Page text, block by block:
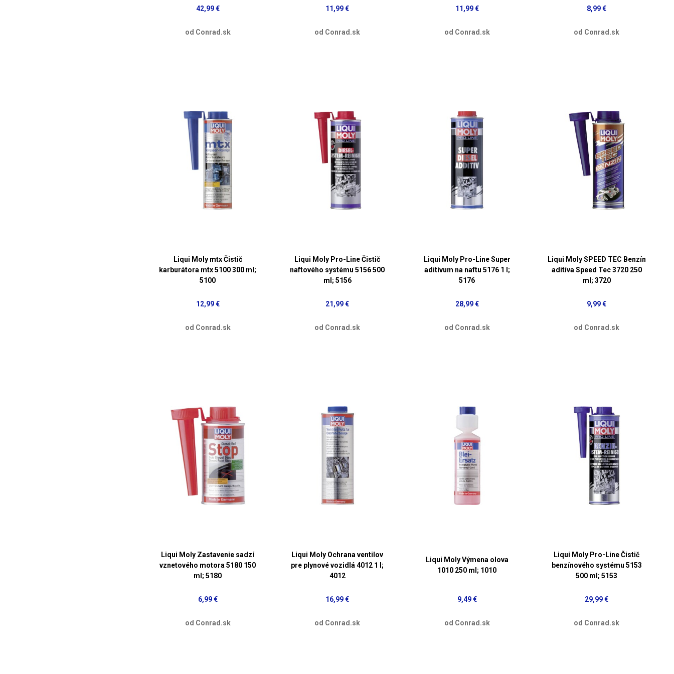
42,99 €
od Conrad.sk
11,99 €
od Conrad.sk
11,99 €
od Conrad.sk
8,99 €
od Conrad.sk
Liqui Moly mtx Čistič
karburátora mtx 5100 300 ml;
5100
12,99 €
od Conrad.sk
Liqui Moly Pro-Line Čistič
naftového systému 5156 500
ml; 5156
21,99 €
od Conrad.sk
Liqui Moly Pro-Line Super
aditívum na naftu 5176 1 l;
5176
28,99 €
od Conrad.sk
Liqui Moly SPEED TEC Benzín
aditíva Speed Tec 3720 250
ml; 3720
9,99 €
od Conrad.sk
Liqui Moly Zastavenie sadzí
vznetového motora 5180 150
ml; 5180
6,99 €
od Conrad.sk
Liqui Moly Ochrana ventilov
pre plynové vozidlá 4012 1 l;
4012
16,99 €
od Conrad.sk
Liqui Moly Výmena olova
1010 250 ml; 1010
9,49 €
od Conrad.sk
Liqui Moly Pro-Line Čistič
benzínového systému 5153
500 ml; 5153
29,99 €
od Conrad.sk